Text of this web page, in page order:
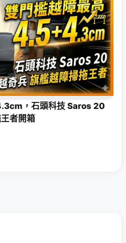
，石頭科技 Saros 20
者開箱